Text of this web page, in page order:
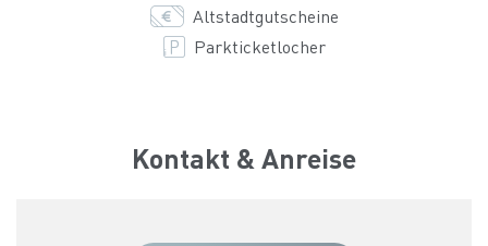
Altstadtgutscheine
Parkticketlocher
Kontakt & Anreise